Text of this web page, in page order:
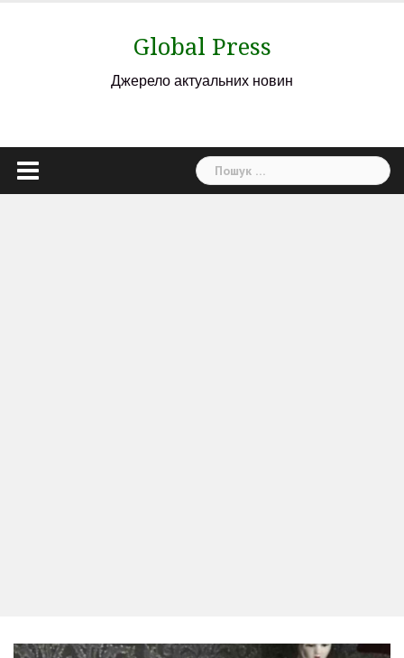
Global Press
Джерело актуальних новин
Пошук: